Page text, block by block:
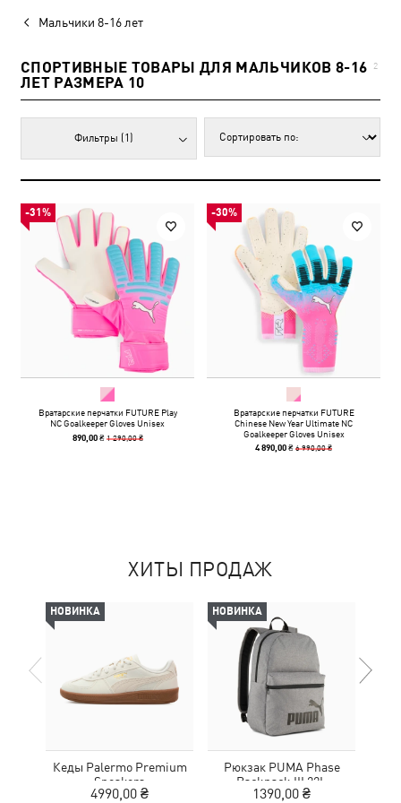
Мальчики 8-16 лет
СПОРТИВНЫЕ ТОВАРЫ ДЛЯ МАЛЬЧИКОВ 8-16
ЛЕТ РАЗМЕРА 10
2
Фильтры (1)
-31%
Вратарские перчатки FUTURE Play
NC Goalkeeper Gloves Unisex
890,00 ₴ 1 290,00 ₴
-30%
Вратарские перчатки FUTURE
Chinese New Year Ultimate NC
Goalkeeper Gloves Unisex
4 890,00 ₴6 990,00 ₴
ХИТЫ ПРОДАЖ
НОВИНКА
Кеды Palermo Premium
Sneakers
4990,00 ₴
НОВИНКА
Рюкзак PUMA Phase
Backpack III 22L
1390,00 ₴